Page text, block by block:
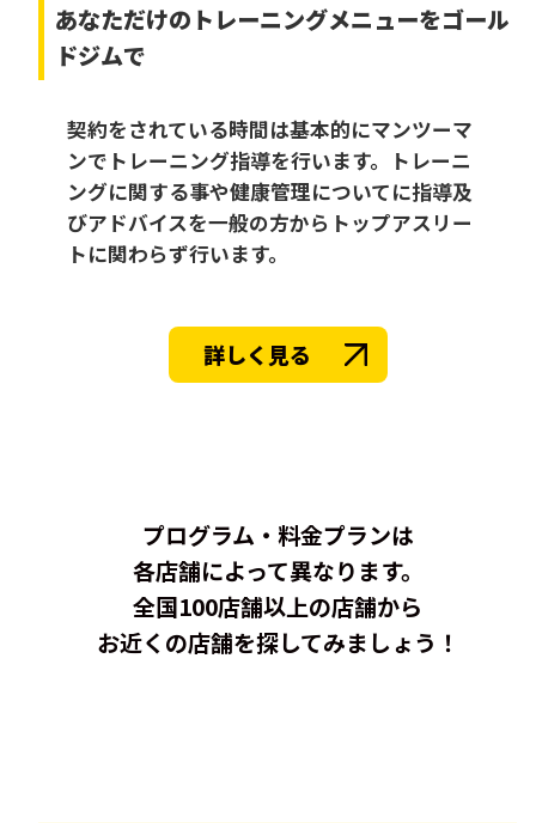
あなただけの トレーニングメニューをゴール
ドジムで
契約をされている時間は基本的にマンツーマ
ンでトレーニング指導を行います。トレーニ
ングに関する事や健康管理についてに指導及
びアドバイスを一般の方からトップアスリー
トに関わらず行います。
詳しく見る
プログラム・料金プランは
各店舗によって異なります。
全国100店舗以上の店舗から
お近くの店舗を探してみましょう！